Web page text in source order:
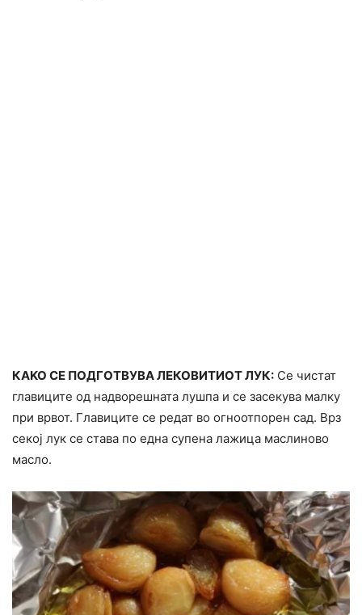
КAKO СЕ ПОДГОТВУВА ЛЕКОВИТИОТ ЛУК: Се чистат
главиците од надворешната лушпа и се засекува малку
при врвот. Главиците се редат во огноотпорен сад. Врз
секој лук се става по една супена лажица маслиново
масло.